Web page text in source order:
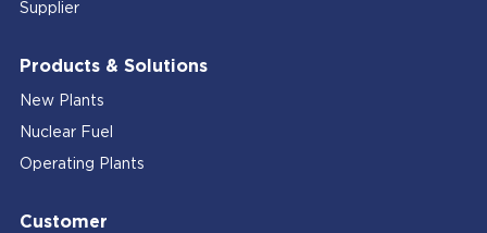
Supplier
Products & Solutions
New Plants
Nuclear Fuel
Operating Plants
Customer